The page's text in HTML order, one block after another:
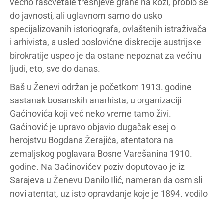
večno rascvetale trešnjeve grane na koži, probio se
do javnosti, ali uglavnom samo do usko
specijalizovanih istoriografa, ovlaštenih istraživača
i arhivista, a usled poslovične diskrecije austrijske
birokratije uspeo je da ostane nepoznat za većinu
ljudi, eto, sve do danas.
Baš u Ženevi održan je početkom 1913. godine
sastanak bosanskih anarhista, u organizaciji
Gaćinovića koji već neko vreme tamo živi.
Gaćinović je upravo objavio dugačak esej o
herojstvu Bogdana Žerajića, atentatora na
zemaljskog poglavara Bosne Varešanina 1910.
godine. Na Gaćinovićev poziv doputovao je iz
Sarajeva u Ženevu Danilo Ilić, nameran da osmisli
novi atentat, uz isto opravdanje koje je 1894. vodilo